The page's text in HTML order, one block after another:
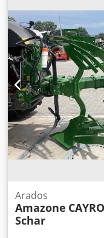
Arados
Amazone
Schar